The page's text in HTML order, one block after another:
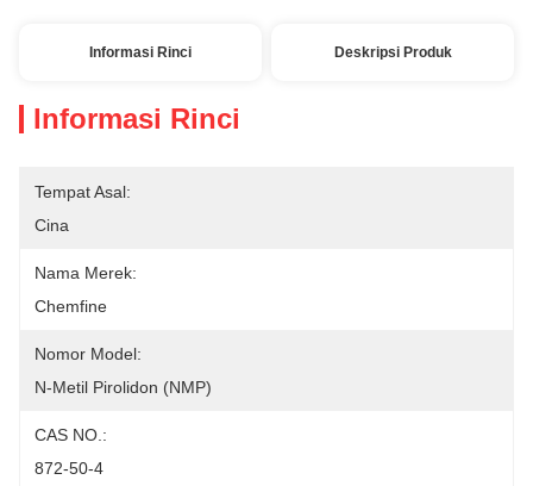
Informasi Rinci Deskripsi Produk
Informasi Rinci
Tempat Asal:
Cina
Nama Merek:
Chemfine
Nomor Model:
N-Metil Pirolidon (NMP)
CAS NO.:
872-50-4